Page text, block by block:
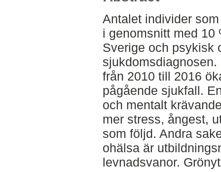
Antalet individer
i genomsnitt med 10
Sverige och psykisk
från 2010 till 2016
pågående sjukfall.
och mentalt
mer stress, ångest,
som följd. Andra
ohälsa är
levnadsvanor.